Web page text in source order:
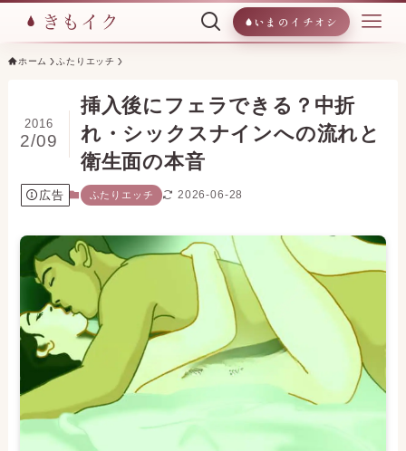
いまのイチオシ
ホーム ふたりエッチ
挿入後にフェラできる？中折
れ・シックスナインへの流れと
衛生面の本音
2016
2/09
広告 ふたりエッチ 2026-06-28